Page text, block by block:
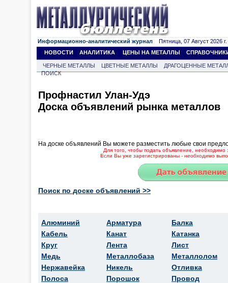
Информационно-аналитический журнал Пятница, 07 Август 2026 г.
НОВОСТИ
АНАЛИТИКА ЦЕНЫ НА МЕТАЛЛЫ
ЧЕРНЫЕ МЕТАЛЛЫ ЦВЕТНЫЕ МЕТАЛЛЫ
ДРАГОЦЕННЫЕ
ПОИСК
Профнастил Улан-Удэ
Доска объявлений рынка металлов
На доске объявлений Вы можете разместить любые свои
Для того, чтобы подать объявление, необходимо
Если Вы уже зарегистрированы - необходимо
Поиск по доске объявлений >>
Алюминий
Кабель
Круг
Медь
Нержавейка
Полоса
Арматура
Канат
Лента
Металлобаза
Никель
Порошок
Балка
Катанка
Лист
Металлолом
Отливка
Провод